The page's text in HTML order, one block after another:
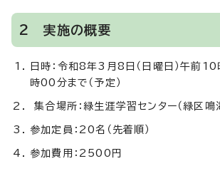
2 実施の概要
日時：令和8年3月8日（日曜日）午前
時00分まで（予定）
集合場所：緑生涯学習センター（緑区鳴
参加定員：20名（先着順）
参加費用：2500円